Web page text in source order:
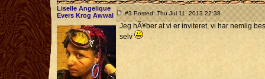
Liselle Angelique
Evers Krog Awwal
#3 Posted: Thu Jul 11, 2013 22:38
Jeg hÃ¥ber at vi er inviteret, vi har nemlig
selv